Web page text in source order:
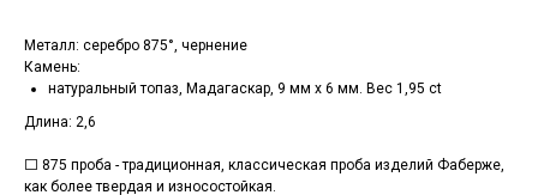
Металл: серебро 875°, чернение
Камень:
натуральный топаз, Мадагаскар, 9 мм х 6 мм. Вес 1,95 ct
Длина: 2,6
⬜ 875 проба - традиционная, классическая проба изделий Фаберже,
как более твердая и износостойкая.